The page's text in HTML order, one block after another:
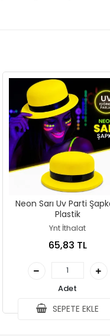
Neon Sarı Uv Parti
Plastik
Ynt İthalat
65,83 TL
Adet
SEPETE EKLE